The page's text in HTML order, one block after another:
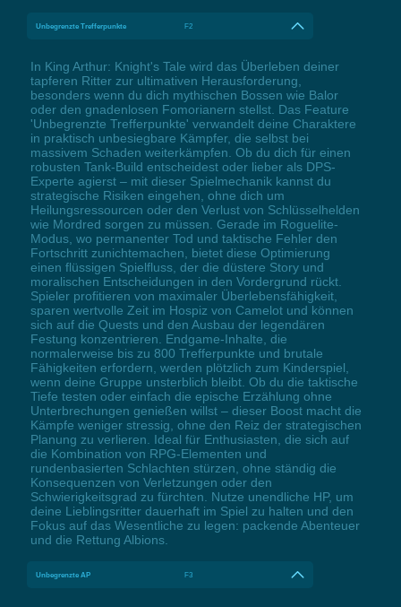
Unbegrenzte Trefferpunkte F2
In King Arthur: Knight's Tale wird das Überleben deiner
tapferen Ritter zur ultimativen Herausforderung,
besonders wenn du dich mythischen Bossen wie Balor
oder den gnadenlosen Fomorianern stellst. Das Feature
'Unbegrenzte Trefferpunkte' verwandelt deine Charaktere
in praktisch unbesiegbare Kämpfer, die selbst bei
massivem Schaden weiterkämpfen. Ob du dich für einen
robusten Tank-Build entscheidest oder lieber als DPS-
Experte agierst – mit dieser Spielmechanik kannst du
strategische Risiken eingehen, ohne dich um
Heilungsressourcen oder den Verlust von Schlüsselhelden
wie Mordred sorgen zu müssen. Gerade im Roguelite-
Modus, wo permanenter Tod und taktische Fehler den
Fortschritt zunichtemachen, bietet diese Optimierung
einen flüssigen Spielfluss, der die düstere Story und
moralischen Entscheidungen in den Vordergrund rückt.
Spieler profitieren von maximaler Überlebensfähigkeit,
sparen wertvolle Zeit im Hospiz von Camelot und können
sich auf die Quests und den Ausbau der legendären
Festung konzentrieren. Endgame-Inhalte, die
normalerweise bis zu 800 Trefferpunkte und brutale
Fähigkeiten erfordern, werden plötzlich zum Kinderspiel,
wenn deine Gruppe unsterblich bleibt. Ob du die taktische
Tiefe testen oder einfach die epische Erzählung ohne
Unterbrechungen genießen willst – dieser Boost macht die
Kämpfe weniger stressig, ohne den Reiz der strategischen
Planung zu verlieren. Ideal für Enthusiasten, die sich auf
die Kombination von RPG-Elementen und
rundenbasierten Schlachten stürzen, ohne ständig die
Konsequenzen von Verletzungen oder den
Schwierigkeitsgrad zu fürchten. Nutze unendliche HP, um
deine Lieblingsritter dauerhaft im Spiel zu halten und den
Fokus auf das Wesentliche zu legen: packende Abenteuer
und die Rettung Albions.
Unbegrenzte AP F3